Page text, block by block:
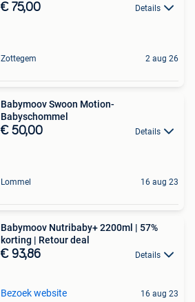
€ 75,00 Details
Zottegem 2 aug 26
Babymoov Swoon Motion-
Babyschommel
€ 50,00 Details
Lommel 16 aug 23
Babymoov Nutribaby+ 2200ml | 57%
korting | Retour deal
€ 93,86 Details
Bezoek website 16 aug 23